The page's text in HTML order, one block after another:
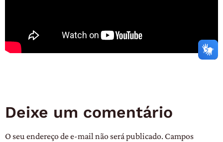
Deixe um comentário
O seu endereço de e-mail não será publicado. Campos